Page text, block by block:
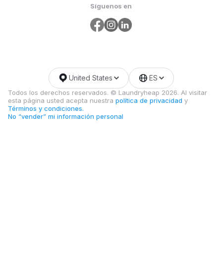
Síguenos en
Todos los derechos reservados. © Laundryheap 2026. Al visitar
esta página usted acepta nuestra política de privacidad y
Términos y condiciones.
No “vender” mi información personal
United States ES